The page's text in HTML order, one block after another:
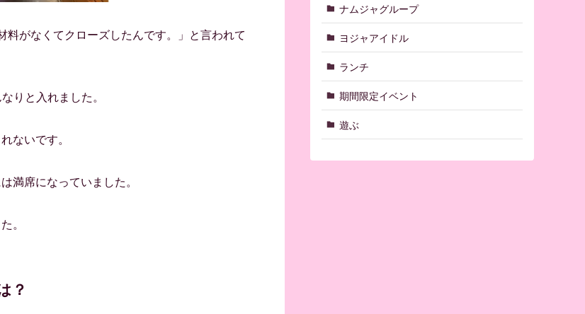
がなくてクローズしたんです。」と言われて
りと入れました。
ないです。
満席になっていました。
。
？
ナムジャグループ
ヨジャアイドル
ランチ
期間限定イベント
遊ぶ